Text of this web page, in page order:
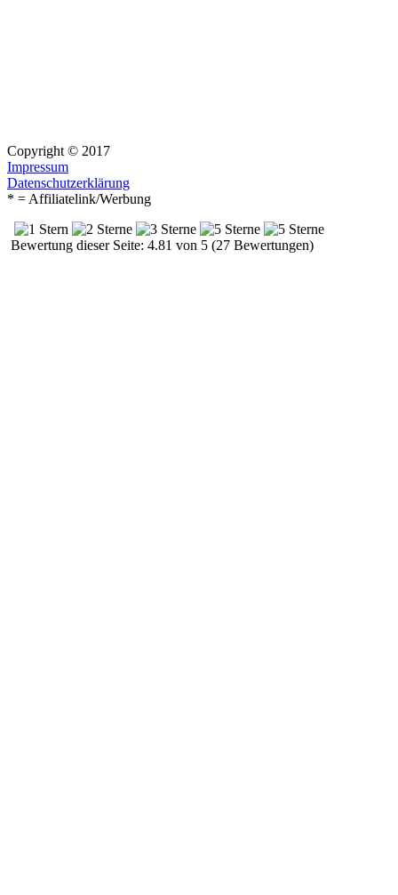
Copyright © 2017
Impressum
Datenschutzerklärung
* = Affiliatelink/Werbung
Bewertung dieser Seite: 4.81 von 5 (27 Bewertungen)